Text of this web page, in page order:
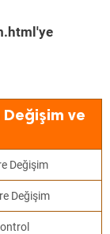
ve
Değişim
Değişim